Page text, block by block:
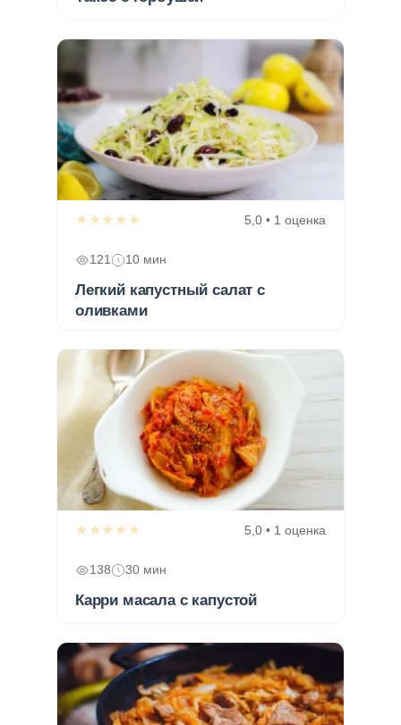
★★★★★ 5,0 • 1 оценка
121 10 мин
Легкий капустный салат с
оливками
★★★★★ 5,0 • 1 оценка
138 30 мин
Карри масала с капустой